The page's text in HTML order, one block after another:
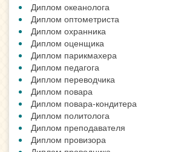
Диплом океанолога
Диплом оптометриста
Диплом охранника
Диплом оценщика
Диплом парикмахера
Диплом педагога
Диплом переводчика
Диплом повара
Диплом повара-кондитера
Диплом политолога
Диплом преподавателя
Диплом провизора